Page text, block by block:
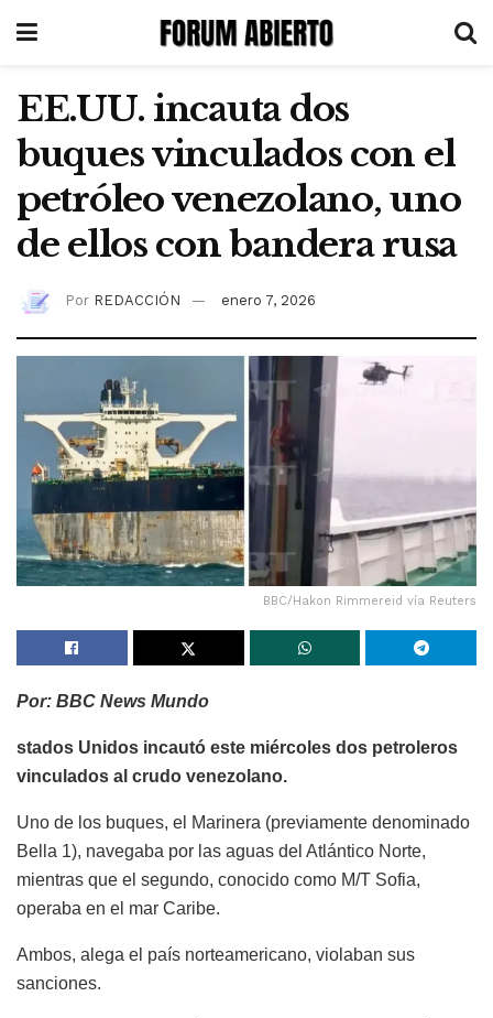
EE.UU. incauta dos
buques vinculados con el
petróleo venezolano, uno
de ellos con bandera rusa
Por REDACCIÓN enero 7, 2026
BBC/Hakon Rimmereid vía Reuters
Por: BBC News Mundo
stados Unidos incautó este miércoles dos petroleros
vinculados al crudo venezolano.
Uno de los buques, el Marinera (previamente denominado
Bella 1), navegaba por las aguas del Atlántico Norte,
mientras que el segundo, conocido como M/T Sofia,
operaba en el mar Caribe.
Ambos, alega el país norteamericano, violaban sus
sanciones.